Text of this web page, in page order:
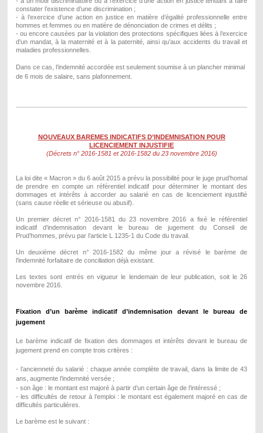
constater l’existence d’une discrimination ;
- à l’exercice d’une action en justice en matière d’égalité professionnelle entre
hommes et femmes ou en matière de dénonciation de crimes et délits ;
- ou encore causées par la violation des protections spécifiques liées à l’exercice
d’un mandat, à la maternité et à la paternité, ainsi qu’aux accidents du travail et
maladies professionnelles.
Dans ce cas, l’indemnité accordée est seulement soumise à un plancher minimal
de 6 mois de salaire, sans plafonnement.
NOUVEAUX BAREMES INDICATIFS D’INDEMNISATION POUR
LICENCIEMENT INJUSTIFIE
(Décrets n° 2016-1581 et 2016-1582 du 23 novembre 2016)
La loi dite « Macron » du 6 août 2015 a prévu la possibilité pour le juge prud’homal
de prendre en compte un référentiel indicatif pour déterminer le montant des
dommages et intérêts à accorder au salarié en cas de licenciement injustifié
(sans cause réelle et sérieuse ou abusif).
Un premier décret n° 2016-1581 du 23 novembre 2016 a fixé le référentiel
indicatif d’indemnisation devant le bureau de jugement du Conseil de
Prud’hommes, prévu par l’article L 1235-1 du Code du travail.
Un deuxième décret n° 2016-1582 du même jour a révisé le barème de
l’indemnité forfaitaire de conciliation déjà existant.
Les textes sont entrés en vigueur le lendemain de leur publication, soit le 26
novembre 2016.
Fixation d’un barème indicatif d’indemnisation devant le bureau de
jugement
Le barème indicatif de fixation des dommages et intérêts devant le bureau de
jugement prend en compte trois critères :
- l’ancienneté du salarié : chaque année complète de travail, dans la limite de 43
ans, augmente l’indemnité versée ;
- son âge : le montant est majoré à partir d’un certain âge de l’intéressé ;
- les difficultés de retour à l’emploi : le montant est également majoré en cas de
difficultés particulières.
Le barème est le suivant :